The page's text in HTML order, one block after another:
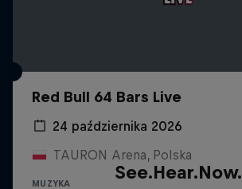
Red Bull 64 Bars Live
24 października 2026
TAURON Arena, Polska
MUZYKA
See.Hear.Now.